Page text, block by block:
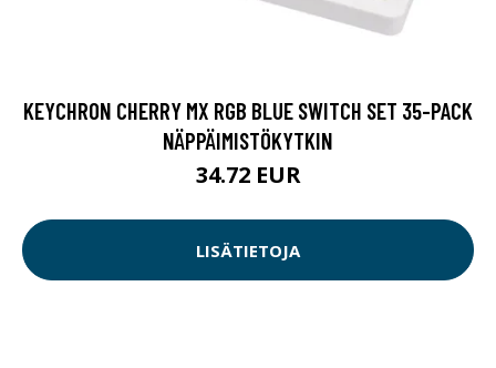
KEYCHRON CHERRY MX RGB BLUE SWITCH SET 35-PACK
NÄPPÄIMISTÖKYTKIN
34.72 EUR
LISÄTIETOJA